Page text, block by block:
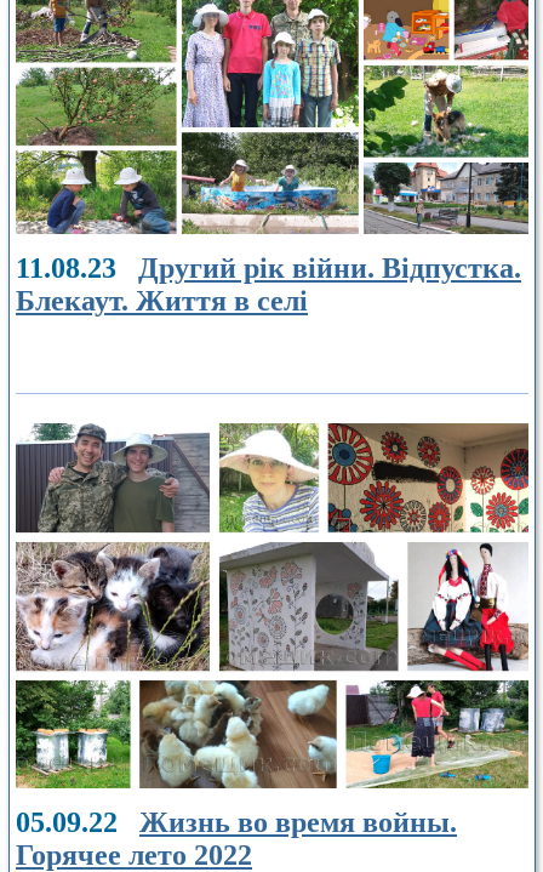
11.08.23 Другий рік війни. Відпустка.
Блекаут. Життя в селі
05.09.22 Жизнь во время войны.
Горячее лето 2022